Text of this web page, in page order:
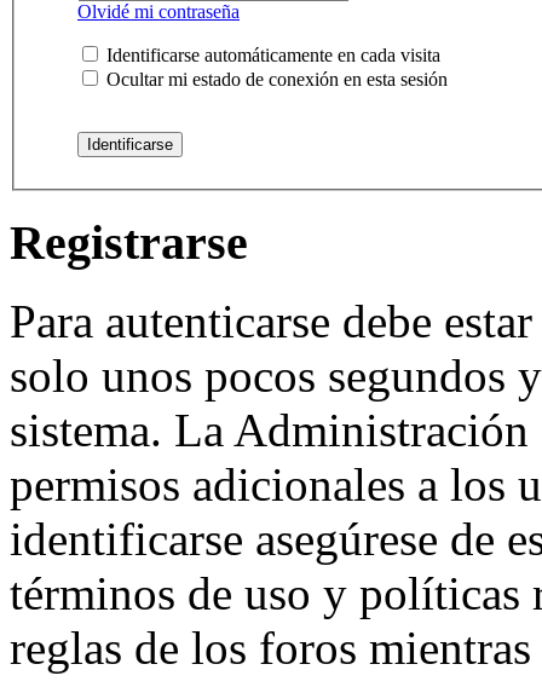
Olvidé mi contraseña
Identificarse automáticamente en cada visita
Ocultar mi estado de conexión en esta sesión
Registrarse
Para autenticarse debe
solo unos pocos segundos
sistema. La
permisos adicionales a los
identificarse asegúrese de
términos de uso y políticas
reglas de los foros